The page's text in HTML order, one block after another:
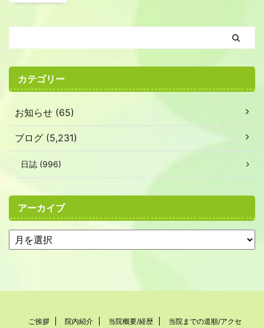
カテゴリー
お知らせ (65)
ブログ (5,231)
日誌 (996)
アーカイブ
ご挨拶 院内紹介 当院概要/経歴
当院までの道順/アクセ